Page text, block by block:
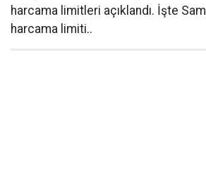
harcama limitleri açıklandı. İşte
harcama limiti..